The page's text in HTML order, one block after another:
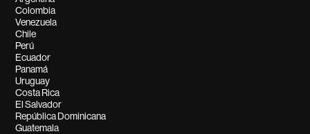
Colombia
Venezuela
Chile
Perú
Ecuador
Panamá
Uruguay
Costa Rica
El Salvador
República Dominicana
Guatemala